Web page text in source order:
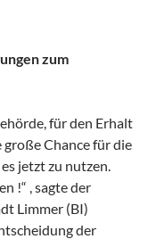
zum
für den Erhalt
Chance für die
jetzt zu nutzen.
!“ , sagte der
Limmer (BI)
der